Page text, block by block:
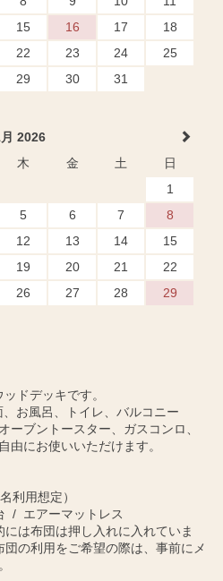
15 16 17
18
22 23 24
25
29 30 31
2026
木 金 土
日
1
5 6 7
8
12 13 14
15
19 20 21
22
26 27 28
29
ドデッキです。
お風呂、トイレ、バルコニー
ーブントースター、ガスコンロ、
由にお使いいただけます。
用想定）
エアーマットレス
は布団は押し入れに入れていま
の利用をご希望の際は、事前にメ